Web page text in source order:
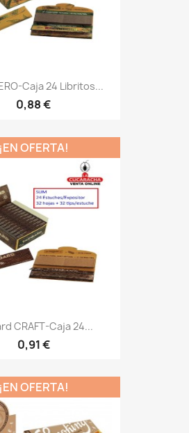
Caja 24 Libritos...
0,88 €
CRAFT-Caja 24...
0,91 €
¡EN OFERTA!
¡EN OFERTA!